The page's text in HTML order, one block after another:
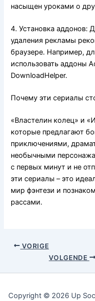
насыщен уроками о
4. Установка аддонов:
удаления рекламы
браузере. Например,
использовать аддоны
DownloadHelper.
Почему эти сериалы
«Властелин колец» и
которые предлагают
приключениями,
необычными
с первых минут и не
эти сериалы – это
мир фэнтези и
рассами.
VORIGE
VOLGENDE
Copyright © 2026 Up